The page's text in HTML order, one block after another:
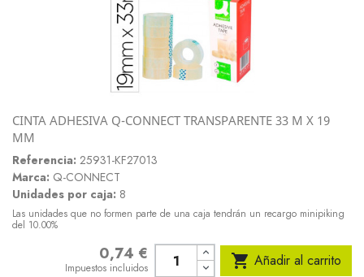
CINTA ADHESIVA Q-CONNECT TRANSPARENTE 33 M X 19
MM
Referencia: 25931-KF27013
Marca: Q-CONNECT
Unidades por caja: 8
Las unidades que no formen parte de una caja tendrán un recargo minipiking
del 10.00%
0,74 €
Impuestos incluidos  Añadir al carrito